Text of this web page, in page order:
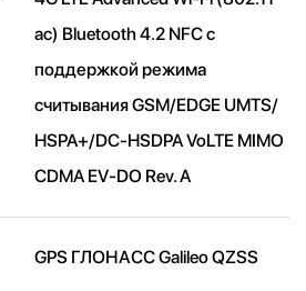
ac) Bluetooth 4.2 NFC с
поддержкой режима
считывания GSM/EDGE UMTS/​
HSPA+/​DC-HSDPA VoLTE MIMO
CDMA EV-DO Rev. A
GPS ГЛОНАСС Galileo QZSS